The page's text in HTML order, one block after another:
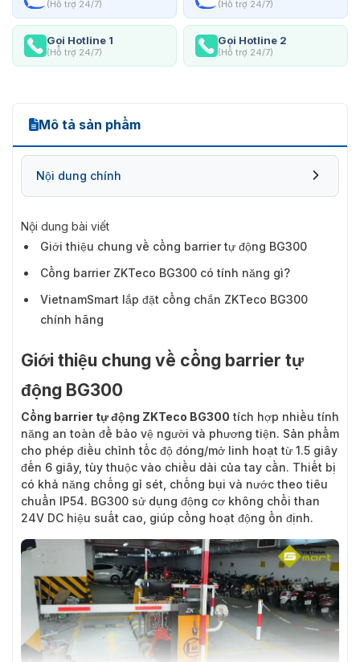
(Hỗ trợ 24/7) (Hỗ trợ 24/7)
Gọi Hotline 1
(Hỗ trợ 24/7)
Gọi Hotline 2
(Hỗ trợ 24/7)
Mô tả sản phẩm
Nội dung chính
Nội dung bài viết
Giới thiệu chung về cổng barrier tự động BG300
Cổng barrier ZKTeco BG300 có tính năng gì?
VietnamSmart lắp đặt cổng chắn ZKTeco BG300
chính hãng
Giới thiệu chung về cổng barrier tự
động BG300
Cổng barrier tự động ZKTeco BG300 tích hợp nhiều tính
năng an toàn để bảo vệ người và phương tiện. Sản phẩm
cho phép điều chỉnh tốc độ đóng/mở linh hoạt từ 1.5 giây
đến 6 giây, tùy thuộc vào chiều dài của tay cần. Thiết bị
có khả năng chống gỉ sét, chống bụi và nước theo tiêu
chuẩn IP54. BG300 sử dụng động cơ không chổi than
24V DC hiệu suất cao, giúp cổng hoạt động ổn định.